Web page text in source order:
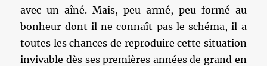
avec un aîné. Mais, peu armé, peu formé au
bonheur dont il ne connaît pas le schéma, il a
toutes les chances de reproduire cette situation
invivable dès ses premières années de grand en